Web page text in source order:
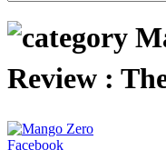
Review :
Facebook